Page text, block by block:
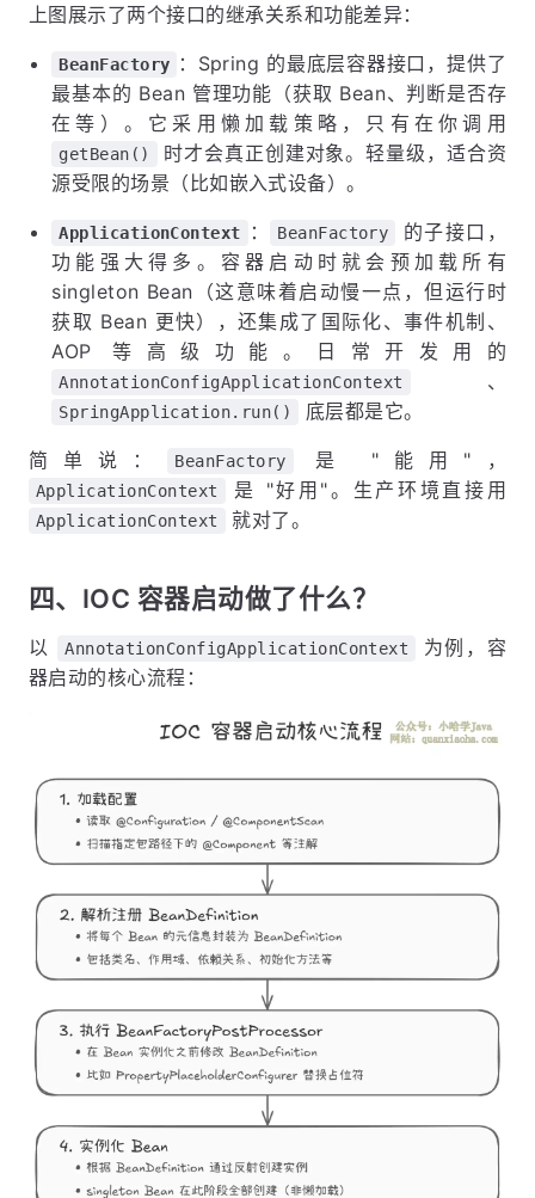
上图展示了两个接口的继承关系和功能差异：
BeanFactory
：Spring 的最底层容器接口，提供了
最基本的 Bean 管理功能（获取 Bean、判断是否存
在等）。它采用懒加载策略，只有在你调用
getBean()
时才会真正创建对象。轻量级，适合资
源受限的场景（比如嵌入式设备）。
ApplicationContext ： BeanFactory
的子接口，
功能强大得多。容器启动时就会预加载所有
singleton Bean（这意味着启动慢一点，但运行时
获取 Bean 更快），还集成了国际化、事件机制、
AOP 等高级功能。日常开发用的
AnnotationConfigApplicationContext 、
SpringApplication.run() 底层都是它。
简单说： BeanFactory 是 "能用"，
ApplicationContext 是 "好用"。生产环境直接用
ApplicationContext 就对了。
四、IOC 容器启动做了什么？
以 AnnotationConfigApplicationContext
为例，容
器启动的核心流程：